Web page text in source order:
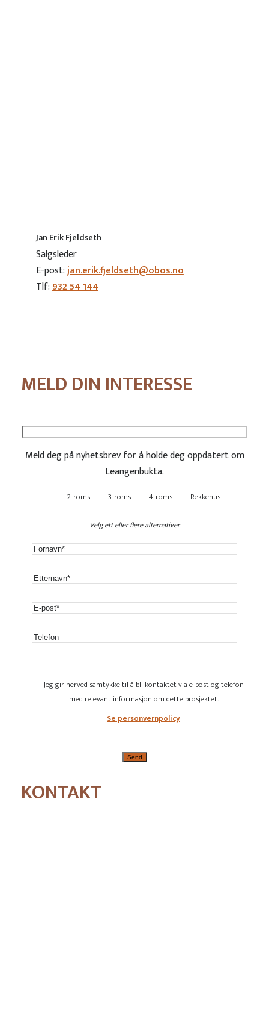
Jan Erik Fjeldseth
Salgsleder
E-post:jan.erik.fjeldseth@obos.no
Tlf:932 54 144
MELD DIN INTERESSE
Meld deg på nyhetsbrev for å holde deg oppdatert om
Leangenbukta.
2-roms 3-roms 4-roms Rekkehus
Velg ett eller flere alternativer
Jeg gir herved samtykke til å bli kontaktet via e-post og telefon
med relevant informasjon om dette prosjektet.
Se personvernpolicy
KONTAKT